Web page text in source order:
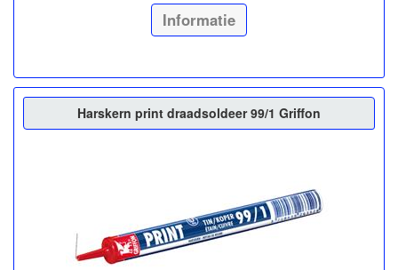
Informatie
Harskern print draadsoldeer 99/1 Griffon